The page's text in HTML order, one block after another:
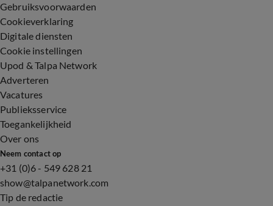
Gebruiksvoorwaarden
Cookieverklaring
Digitale diensten
Cookie instellingen
Upod & Talpa Network
Adverteren
Vacatures
Publieksservice
Toegankelijkheid
Over ons
Neem contact op
+31 (0)6 - 549 628 21
show@talpanetwork.com
Tip de redactie